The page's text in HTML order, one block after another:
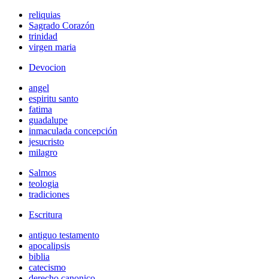
reliquias
Sagrado Corazón
trinidad
virgen maria
Devocion
angel
espiritu santo
fatima
guadalupe
inmaculada concepción
jesucristo
milagro
Salmos
teologia
tradiciones
Escritura
antiguo testamento
apocalipsis
biblia
catecismo